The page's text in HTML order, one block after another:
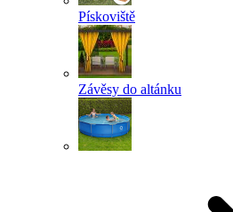
Pískoviště
Závěsy do altánku